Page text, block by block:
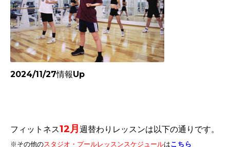
2024/11/27情報Up
フィットネス12月 週替わりレッスンは以下の通りです。
※その他のスタジオ・プールレッスンスケジュールはこちら